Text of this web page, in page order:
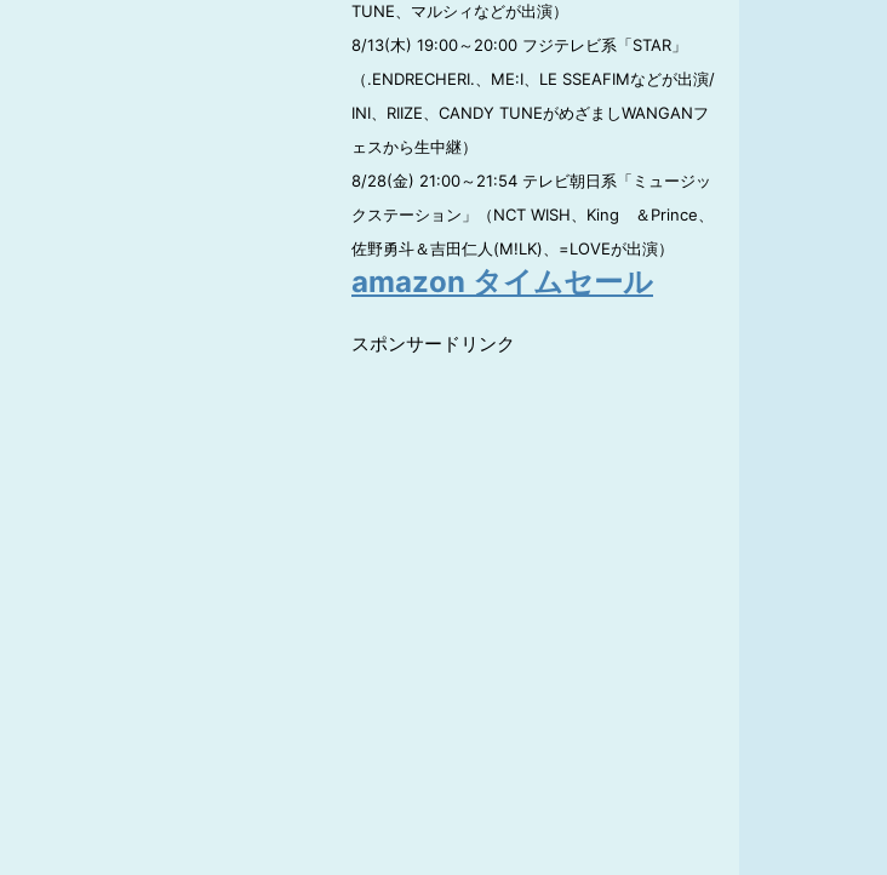
TUNE、マルシィなどが出演）
8/13(木) 19:00～20:00 フジテレビ系「STAR」
（.ENDRECHERI.、ME:I、LE SSEAFIMなどが出演/
INI、RIIZE、CANDY TUNEがめざましWANGANフ
ェスから生中継）
8/28(金) 21:00～21:54 テレビ朝日系「ミュージッ
クステーション」（NCT WISH、King ＆Prince、
佐野勇斗＆吉田仁人(M!LK)、=LOVEが出演）
amazon タイムセール
スポンサードリンク